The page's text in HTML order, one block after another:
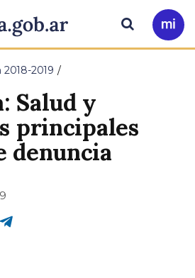
Ir
a
Buscar
2019
Salud y
principales
denuncia